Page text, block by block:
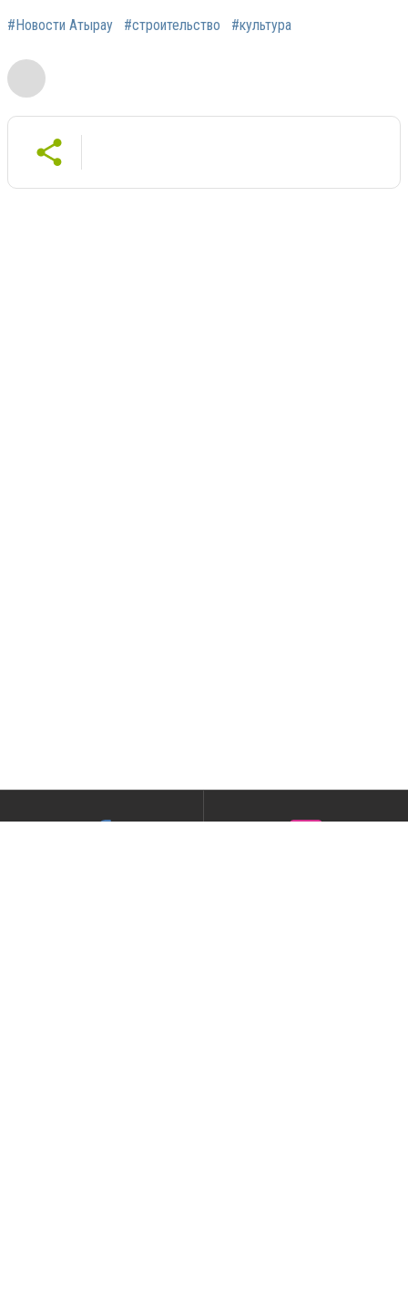
#Новости Атырау #строительство #культура